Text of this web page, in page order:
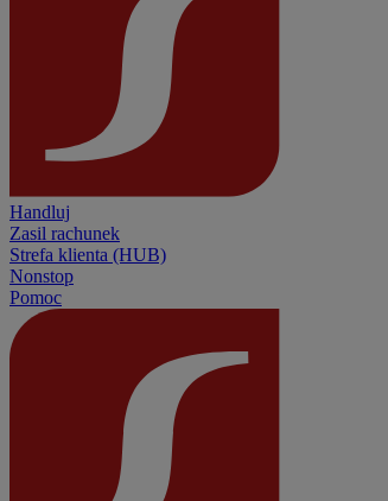
Handluj
Zasil rachunek
Strefa klienta (HUB)
Nonstop
Pomoc